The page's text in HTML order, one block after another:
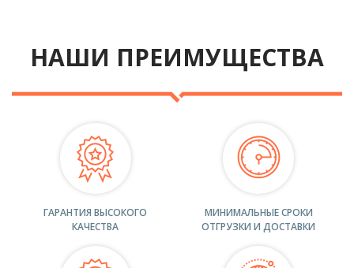
НАШИ ПРЕИМУЩЕСТВА
ГАРАНТИЯ ВЫСОКОГО
КАЧЕСТВА
МИНИМАЛЬНЫЕ СРОКИ
ОТГРУЗКИ И ДОСТАВКИ